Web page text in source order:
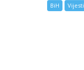
BiH Vijesti